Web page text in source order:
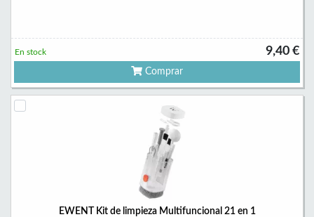
9,40 €
En stock
Comprar
EWENT Kit de limpieza Multifuncional 21 en 1